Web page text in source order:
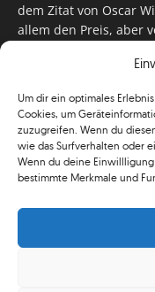
Um dir ein optimales
Cookies, um
zuzugreifen. Wenn du
wie das Surfverhalten oder
Wenn du deine
bestimmte Merkmale und
dem Zitat von Oscar
allem den Preis, aber
für Monat unser
zu versorgen. Im
unseren Social Media
klassischen Wortsinn